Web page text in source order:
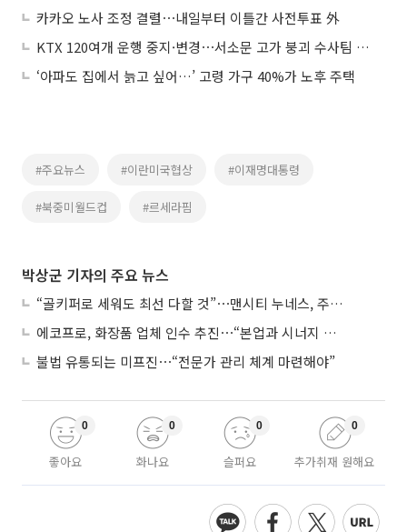
카카오 노사 조정 결렬⋯내일부터 이틀간 사전투표 外
KTX 120여개 운행 중지·변경⋯서소문 고가 붕괴 수사팀 편성外
‘아파도 집에서 늙고 싶어…’ 고령 가구 40%가 노후 주택
#주요뉴스 #이란미국협상 #이재명대통령
#북중미월드컵 #르세라핌
박상군 기자의 주요 뉴스
“골키퍼로 세워도 최선 다할 것”⋯맨시티 누네스, 주전 경쟁 각오
에코프로, 화장품 업체 인수 추진⋯“본업과 시너지 부족”
불법 유통되는 미프진⋯“전문가 관리 체계 마련해야”
좋아요
0
화나요
0
슬퍼요
0
추가취재 원해요
0